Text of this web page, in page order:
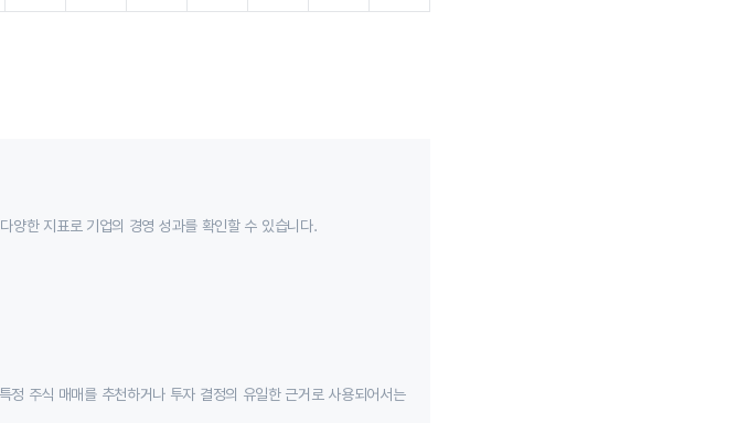
양한 지표로 기업의 경영 성과를 확인할 수 있습니다.
주식 매매를 추천하거나 투자 결정의 유일한 근거로 사용되어서는